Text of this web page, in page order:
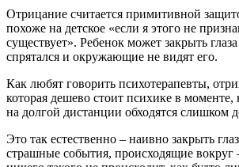
Отрицание считается примитивной
похоже на детское «если я этого не
существует». Ребенок может закрыть
спрятался и окружающие не видят его.
Как любят говорить психотерапевты,
которая дешево стоит психике в моменте,
на долгой дистанции обходятся слишком
Это так естественно – наивно закрыть
страшные события, происходящие вокруг